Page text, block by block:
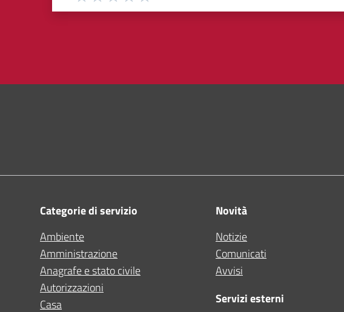
di Bologna
Categorie di servizio
Ambiente
Amministrazione
Anagrafe e stato civile
Autorizzazioni
Casa
Novità
Notizie
Comunicati
Avvisi
Servizi esterni